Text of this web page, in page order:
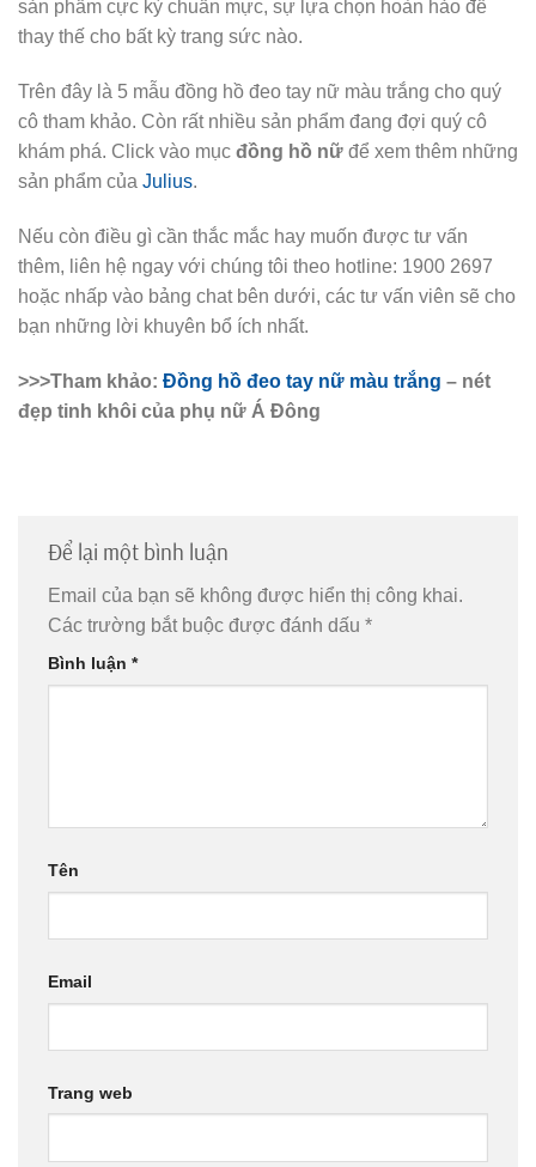
sản phẩm cực kỳ chuẩn mực, sự lựa chọn hoàn hảo để
thay thế cho bất kỳ trang sức nào.
Trên đây là 5 mẫu đồng hồ đeo tay nữ màu trắng cho quý
cô tham khảo. Còn rất nhiều sản phẩm đang đợi quý cô
khám phá. Click vào mục đồng hồ nữ để xem thêm những
sản phẩm của Julius.
Nếu còn điều gì cần thắc mắc hay muốn được tư vấn
thêm, liên hệ ngay với chúng tôi theo hotline: 1900 2697
hoặc nhấp vào bảng chat bên dưới, các tư vấn viên sẽ cho
bạn những lời khuyên bổ ích nhất.
>>>Tham khảo: Đồng hồ đeo tay nữ màu trắng – nét
đẹp tinh khôi của phụ nữ Á Đông
Để lại một bình luận
Email của bạn sẽ không được hiển thị công khai.
Các trường bắt buộc được đánh dấu *
Bình luận *
Tên
Email
Trang web